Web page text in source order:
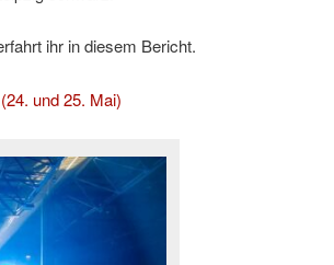
ihr in diesem Bericht.
und 25. Mai)